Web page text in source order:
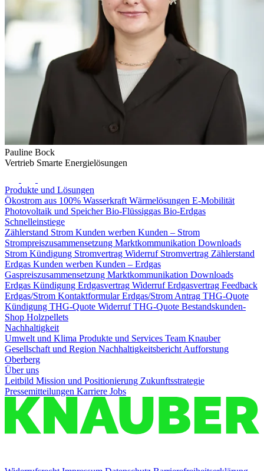
Pauline Bock
Vertrieb Smarte Energielösungen
Produkte und Lösungen
Ökostrom aus 100% Wasserkraft Wärmelösungen E-Mobilität
Photovoltaik und SpeicherBio-Flüssiggas Bio-Erdgas
Schnelleinstiege
Zählerstand Strom Kunden werben Kunden – Strom
Strompreiszusammensetzung Marktkommunikation Downloads
Strom Kündigung Stromvertrag Widerruf Stromvertrag Zählerstand
Erdgas Kunden werben Kunden – Erdgas
Gaspreiszusammensetzung Marktkommunikation Downloads
Erdgas Kündigung Erdgasvertrag Widerruf Erdgasvertrag Feedback
Erdgas/Strom Kontaktformular Erdgas/Strom Antrag THG-Quote
Kündigung THG-Quote Widerruf THG-Quote Bestandskunden-
Shop Holzpellets
Nachhaltigkeit
Umwelt und Klima Produkte und Services Team Knauber
Gesellschaft und Region Nachhaltigkeitsbericht Aufforstung
Oberberg
Über uns
Leitbild Mission und Positionierung Zukunftsstrategie
Pressemitteilungen Karriere Jobs